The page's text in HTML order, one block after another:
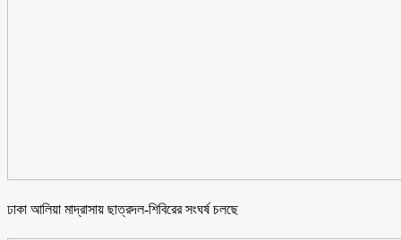
ঢাকা আলিয়া মাদ্রাসায় ছাত্রদল-শিবিরের সংঘর্ষ চলছে